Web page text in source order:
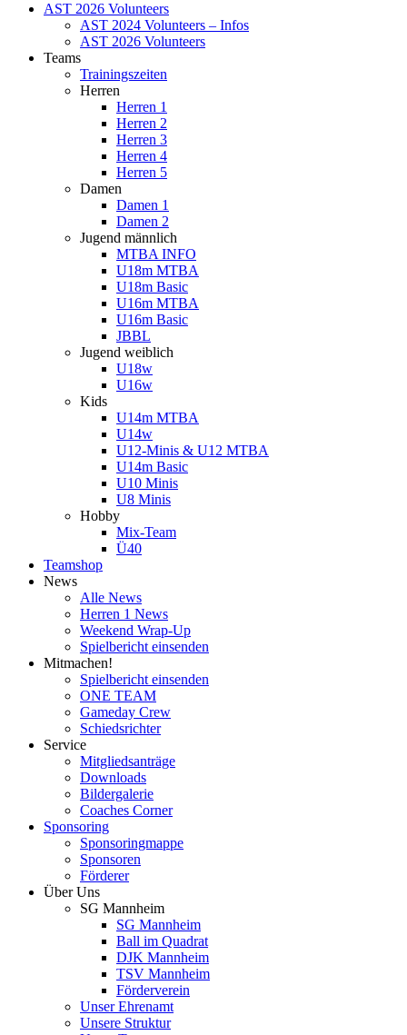
AST 2026 Volunteers
AST 2024 Volunteers – Infos
AST 2026 Volunteers
Teams
Trainingszeiten
Herren
Herren 1
Herren 2
Herren 3
Herren 4
Herren 5
Damen
Damen 1
Damen 2
Jugend männlich
MTBA INFO
U18m MTBA
U18m Basic
U16m MTBA
U16m Basic
JBBL
Jugend weiblich
U18w
U16w
Kids
U14m MTBA
U14w
U12-Minis & U12 MTBA
U14m Basic
U10 Minis
U8 Minis
Hobby
Mix-Team
Ü40
Teamshop
News
Alle News
Herren 1 News
Weekend Wrap-Up
Spielbericht einsenden
Mitmachen!
Spielbericht einsenden
ONE TEAM
Gameday Crew
Schiedsrichter
Service
Mitgliedsanträge
Downloads
Bildergalerie
Coaches Corner
Sponsoring
Sponsoringmappe
Sponsoren
Förderer
Über Uns
SG Mannheim
SG Mannheim
Ball im Quadrat
DJK Mannheim
TSV Mannheim
Förderverein
Unser Ehrenamt
Unsere Struktur